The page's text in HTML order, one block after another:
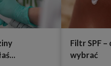
Filtr SPF
wybrać